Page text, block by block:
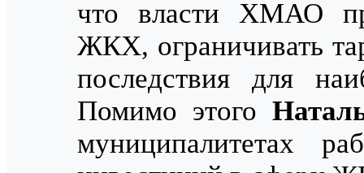
что власти ХМАО
ЖКХ, ограничивать
последствия для
Помимо этого
муниципалитетах